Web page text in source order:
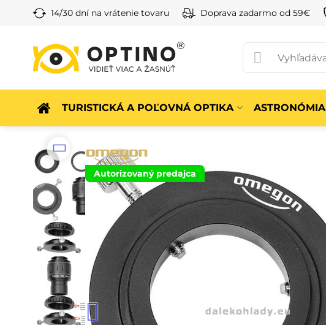
14/30 dní na vrátenie tovaru Doprava zadarmo od 59€
TURISTICKÁ A POĽOVNÁ OPTIKA ASTRONÓMIA
Autorizovaný predajca